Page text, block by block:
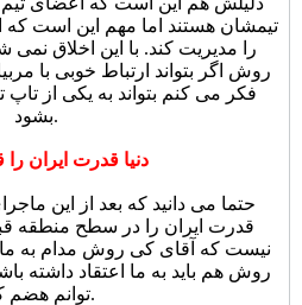
تیمشان هستند اما مهم این است که
را مدیریت کند. با این اخلاق نمی
روش اگر بتواند ارتباط خوبی با
فکر می کنم بتواند به یکی از تاپ
بشود.
دنیا قدرت ایران
حتما می دانید که بعد از این
قدرت ایران را در سطح منطقه
نیست که آقای کی روش مدام به
روش هم باید به ما اعتقاد داشته
توانم هضم کنم.